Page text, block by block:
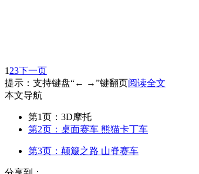
1 23下一页
提示：支持键盘“← →”键翻页阅读全文
本文导航
第1页：3D摩托
第2页：桌面赛车 熊猫卡丁车
第3页：颠簸之路 山脊赛车